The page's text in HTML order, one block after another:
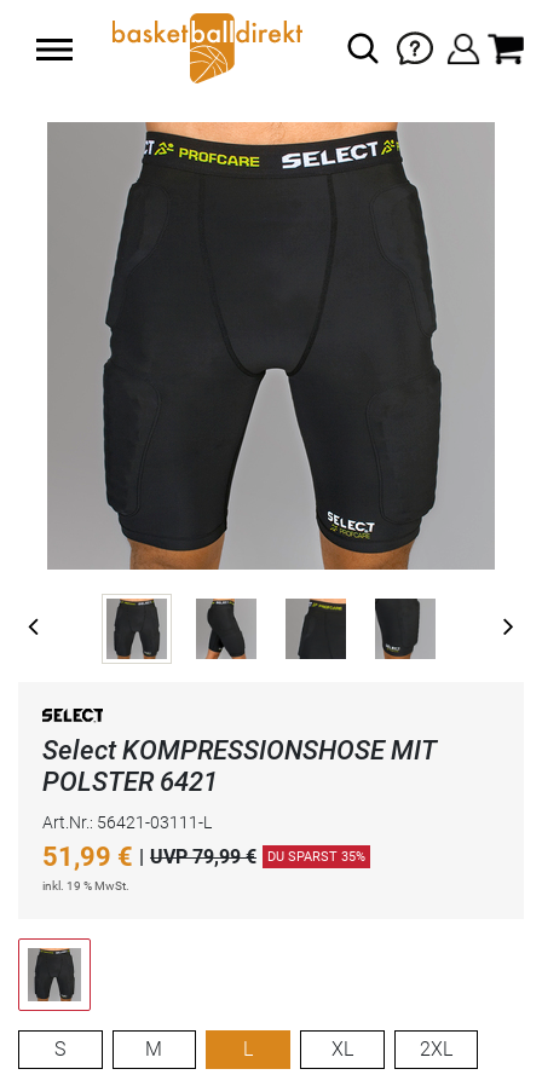
Select KOMPRESSIONSHOSE MIT
POLSTER 6421
Art.Nr.: 56421-03111-L
51,99 € | UVP 79,99 € DU SPARST 35%
inkl. 19 % MwSt.
S M L XL 2XL